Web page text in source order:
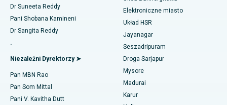
Znajdź ginekologa
Znajdź lekarza ogólnego
Znajdź psychologa
Najlepszy szpital w sektorze 26, Noida
Najlepszy szpital w Gandhinagarze, Ahmedabad
Najlepszy szpital w Aragondzie, Andhra Pradesh
Najlepszy szpital przy Bannerghatta Road w Bangalore
Najlepszy szpital w oddziale 15 w Bhubaneswar
Ablacja cewnika
Ablacja endometrium
Embolizacja tętnicy macicznej
Dr Suneeta Reddy
Pani Shobana Kamineni
Dr Sangita Reddy
.
Niezależni Dyrektorzy ➤
Pan MBN Rao
Pan Som Mittal
Pani V. Kavitha Dutt
Elektroniczne miasto
Układ HSR
Jayanagar
Seszadripuram
Droga Sarjapur
Mysore
Madurai
Karur